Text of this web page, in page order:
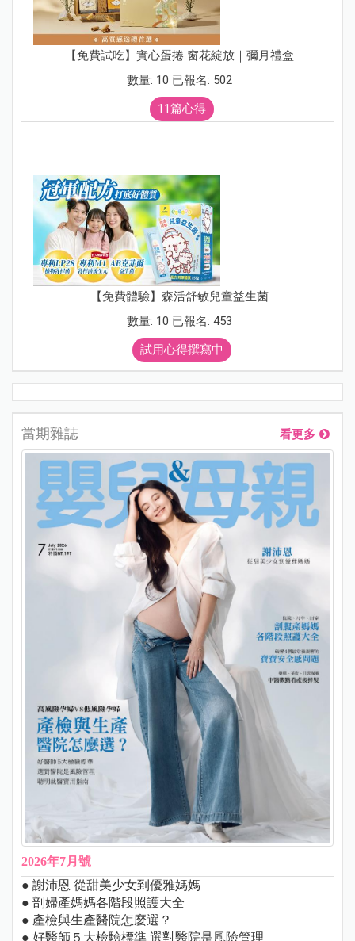
【免費試吃】實心蛋捲 窗花綻放｜彌月禮盒
數量: 10 已報名: 502
11篇心得
【免費體驗】森活舒敏兒童益生菌
數量: 10 已報名: 453
試用心得撰寫中
當期雜誌 看更多
2026年7月號
● 謝沛恩 從甜美少女到優雅媽媽
● 剖婦產媽媽各階段照護大全
● 產檢與生產醫院怎麼選？
● 好醫師５大檢驗標準 選對醫院是風險管理